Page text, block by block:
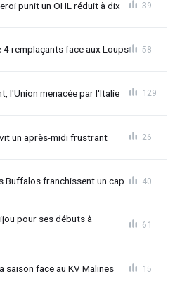
punit un OHL réduit à dix 39
remplaçants face aux Loups 58
l'Union menacée par l'Italie 129
un après-midi frustrant 26
Buffalos franchissent un cap 40
pour ses débuts à
61
saison face au KV Malines 15